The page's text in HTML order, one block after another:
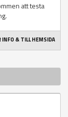
att testa
INFO & TILL HEMSIDA